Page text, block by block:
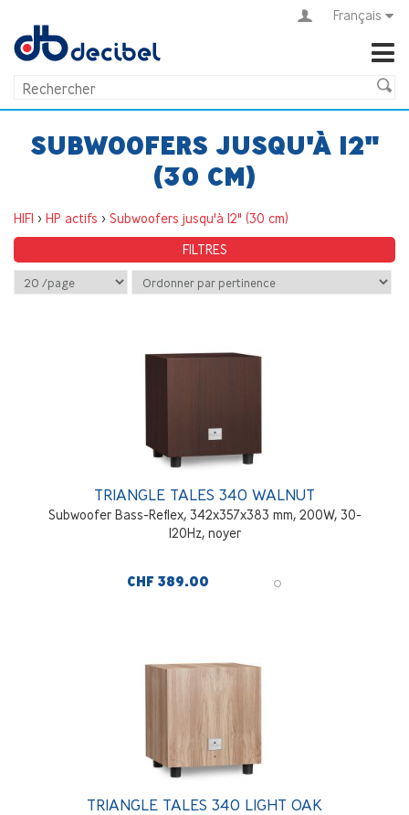
Français
SUBWOOFERS JUSQU'À 12"
(30 CM)
HIFI > HP actifs > Subwoofers jusqu'à 12" (30 cm)
FILTRES
TRIANGLE TALES 340 WALNUT
Subwoofer Bass-Reflex, 342x357x383 mm, 200W, 30-
120Hz, noyer
CHF 389.00
TRIANGLE TALES 340 LIGHT OAK